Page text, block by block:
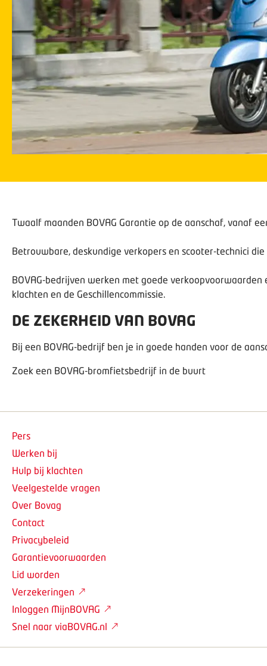
Twaalf maanden BOVAG Garantie op de aanschaf, vanaf
Betrouwbare, deskundige verkopers en scooter-technici
BOVAG-bedrijven werken met goede
klachten en de Geschillencommissie.
DE ZEKERHEID VAN BOVAG
Bij een BOVAG-bedrijf ben je in goede handen voor de
Zoek een BOVAG-bromfietsbedrijf in de buurt
Pers
Werken bij
Hulp bij klachten
Veelgestelde vragen
Over Bovag
Contact
Privacybeleid
Garantievoorwaarden
Lid worden
Verzekeringen
Inloggen MijnBOVAG
Snel naar viaBOVAG.nl